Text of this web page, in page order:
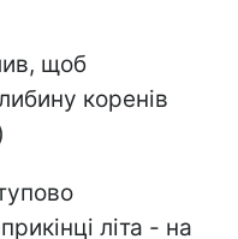
щоб
коренів
літа - на